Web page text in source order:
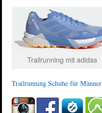
Trailrunning mit adidas
Trailrunning Schuhe für Männer